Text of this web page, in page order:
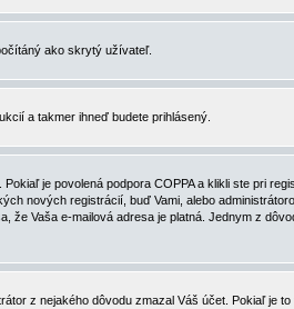
ako skrytý užívateľ.
a takmer ihneď budete prihlásený.
je povolená podpora COPPA a klikli ste pri
nových registrácií, buď Vami, alebo
že Vaša e-mailová adresa je platná. Jednym z
z nejakého dôvodu zmazal Váš účet. Pokiaľ je